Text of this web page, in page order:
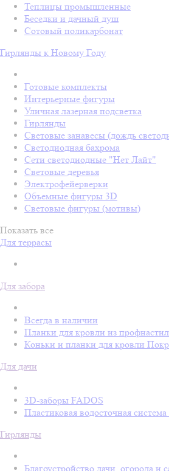
Теплицы промышленные
Беседки и дачный душ
Сотовый поликарбонат
Гирлянды к Новому Году
Готовые комплекты
Интерьерные фигуры
Уличная лазерная подсветка
Гирлянды
Световые занавесы (дождь
Светодиодная бахрома
Сети светодиодные "Нет Лайт"
Световые деревья
Электрофейерверки
Объемные фигуры 3D
Световые фигуры (мотивы)
Показать все
Для террасы
Для забора
Всегда в наличии
Планки для кровли из
Коньки и планки для кровли
Для дачи
3D-заборы FADOS
Пластиковая водосточная
Гирлянды
Благоустройство дачи, огорода и